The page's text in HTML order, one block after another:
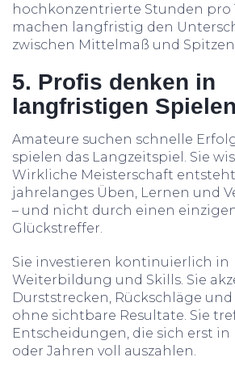
hochkonzentrierte Stunden pro
machen langfristig den
zwischen Mittelmaß und
5. Profis denken in
langfristigen Spielen
Amateure suchen schnelle
spielen das Langzeitspiel. Sie
Wirkliche Meisterschaft
jahrelanges Üben, Lernen und
– und nicht durch einen
Glückstreffer.
Sie investieren kontinuierlich in
Weiterbildung und Skills. Sie
Durststrecken, Rückschläge und
ohne sichtbare Resultate. Sie
Entscheidungen, die sich erst in
oder Jahren voll auszahlen.